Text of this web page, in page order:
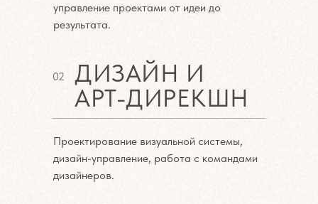
управление проектами от идеи до
результата.
ДИЗАЙН И
АРТ-ДИРЕКШН
Проектирование визуальной системы,
дизайн-управление, работа с командами
дизайнеров.
02